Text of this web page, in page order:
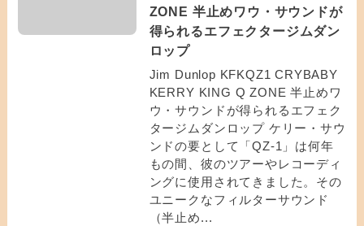
ZONE 半止めワウ・サウンドが
得られるエフェクタージムダン
ロップ
Jim Dunlop KFKQZ1 CRYBABY
KERRY KING Q ZONE 半止めワ
ウ・サウンドが得られるエフェク
タージムダンロップ ケリー・サウ
ンドの要として「QZ-1」は何年
もの間、彼のツアーやレコーディ
ングに使用されてきました。その
ユニークなフィルターサウンド
（半止め...